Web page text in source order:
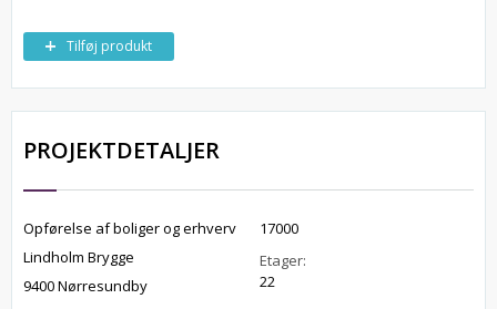
Tilføj produkt
PROJEKTDETALJER
Opførelse af boliger og erhverv
Lindholm Brygge
9400 Nørresundby
17000
Etager:
22